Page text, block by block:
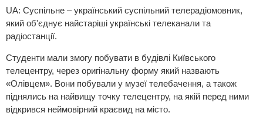
UA: Суспільне – український суспільний телерадіомовник,
який об'єднує найстаріші українські телеканали та
радіостанції.
Студенти мали змогу побувати в будівлі Київського
телецентру, через оригінальну форму який назвають
«Олівцем». Вони побували у музеї телебачення, а також
піднялись на найвищу точку телецентру, на якій перед ними
відкрився неймовірний краєвид на місто.